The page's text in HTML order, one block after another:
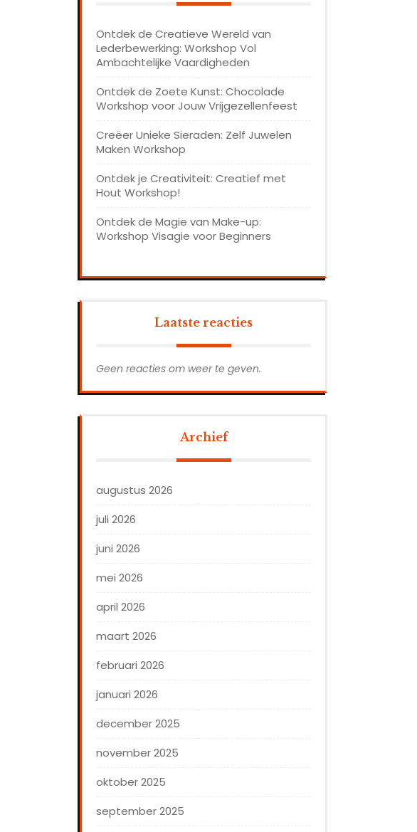
Ontdek de Creatieve Wereld van
Lederbewerking: Workshop Vol
Ambachtelijke Vaardigheden
Ontdek de Zoete Kunst: Chocolade
Workshop voor Jouw Vrijgezellenfeest
Creëer Unieke Sieraden: Zelf Juwelen
Maken Workshop
Ontdek je Creativiteit: Creatief met
Hout Workshop!
Ontdek de Magie van Make-up:
Workshop Visagie voor Beginners
Laatste reacties
Geen reacties om weer te geven.
Archief
augustus 2026
juli 2026
juni 2026
mei 2026
april 2026
maart 2026
februari 2026
januari 2026
december 2025
november 2025
oktober 2025
september 2025